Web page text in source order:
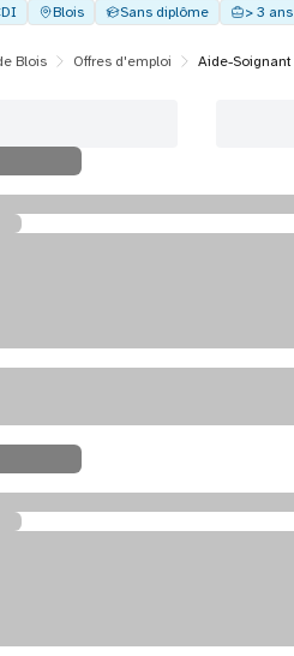
Blois Sans diplôme > 3 ans
Blois Offres d'emploi Aide-